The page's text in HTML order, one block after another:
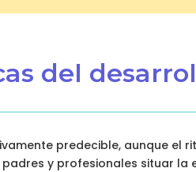
del
predecible, aunque el
y profesionales situar la